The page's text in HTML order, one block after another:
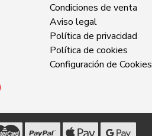
Condiciones de venta
Aviso legal
Política de privacidad
Política de cookies
Configuración de Cookies